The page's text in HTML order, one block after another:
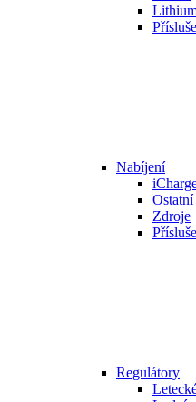
Nabíjení
Zdroje
Regulátory